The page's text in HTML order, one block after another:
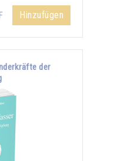
Hinzufügen
der